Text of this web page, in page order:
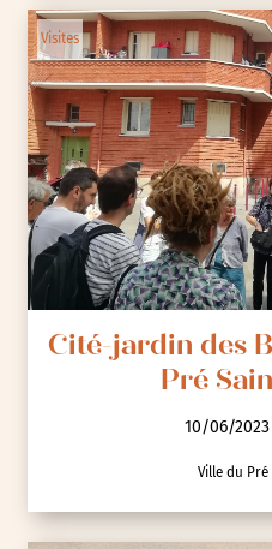
Visites
Cité-jardin des
Pré
10/06/
Ville du